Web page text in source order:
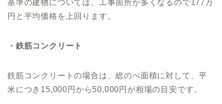
基準の建物については、工事箇所が多くなるので177万
円と平均価格を上回ります。
・鉄筋コンクリート
鉄筋コンクリートの場合は、総のべ面積に対して、平
米につき15,000円から50,000円が相場の目安です。